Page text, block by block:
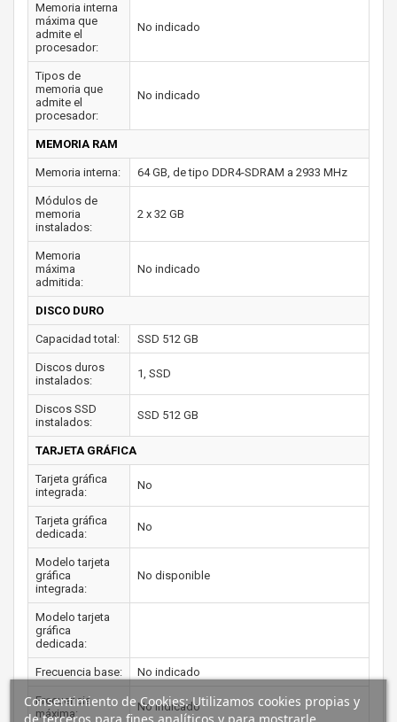
Memoria interna
máxima que
admite el
procesador:
No indicado
Tipos de
memoria que
admite el
procesador:
No indicado
MEMORIA RAM
Memoria interna: 64 GB, de tipo DDR4-SDRAM a 2933 MHz
Módulos de
memoria
instalados:
2 x 32 GB
Memoria
máxima
admitida:
No indicado
DISCO DURO
Capacidad total: SSD 512 GB
Discos duros
instalados:
1, SSD
Discos SSD
instalados:
SSD 512 GB
TARJETA GRÁFICA
Tarjeta gráfica
integrada:
No
Tarjeta gráfica
dedicada:
No
Modelo tarjeta
gráfica
integrada:
No disponible
Modelo tarjeta
gráfica
dedicada:
Frecuencia base: No indicado
Frecuencia
máxima:
No indicado
Consentimiento de Cookies: Utilizamos cookies propias y